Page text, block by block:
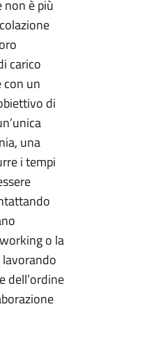
non è più
carico
con un
di
una
i tempi
o la
dell’ordine